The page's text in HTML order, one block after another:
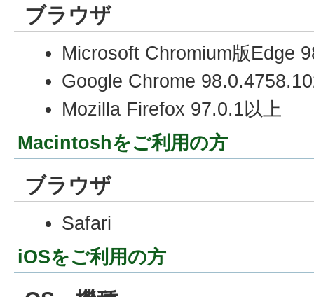
ブラウザ
Microsoft Chromium版Edge
Google Chrome
Mozilla Firefox 97.0.1以上
Macintoshをご利用の方
ブラウザ
Safari
iOSをご利用の方